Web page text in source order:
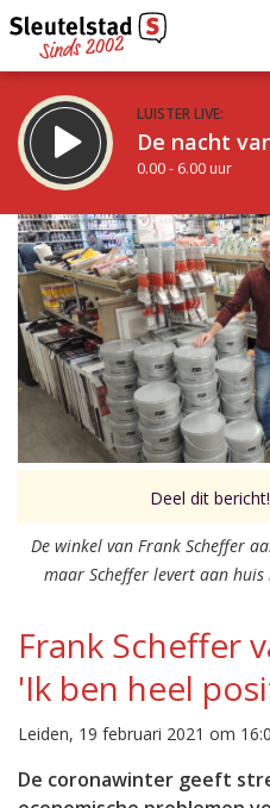
LUISTER LIVE:
De nacht
0.00 - 6.00 uur
STRAKS:
De ochtend van
6.00 - 12.00 uur
Vorig uur
uur 1
Inklappen
Deel dit
De winkel van Frank Scheffer
maar Scheffer levert aan
Frank Scheffer
'Ik ben heel
Leiden, 19 februari 2021 om
De coronawinter geeft